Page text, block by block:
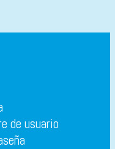
de usuario